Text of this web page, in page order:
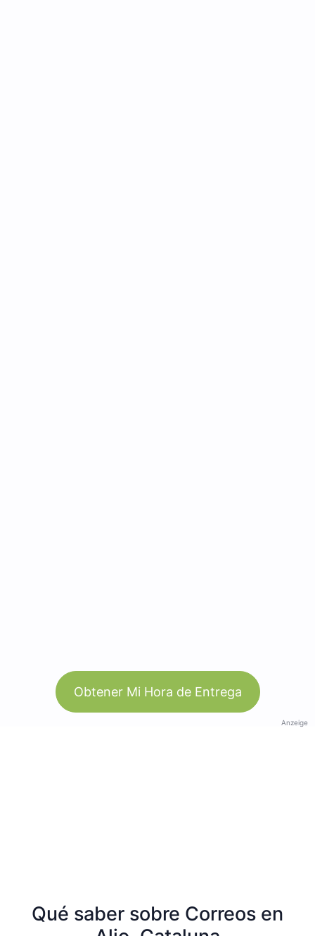
Obtener Mi Hora de Entrega
Anzeige
Qué saber sobre Correos en